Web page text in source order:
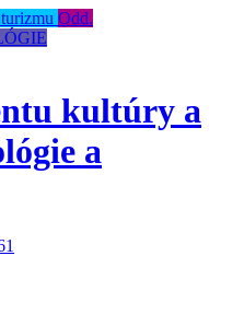
Odd.
kultúry a
a